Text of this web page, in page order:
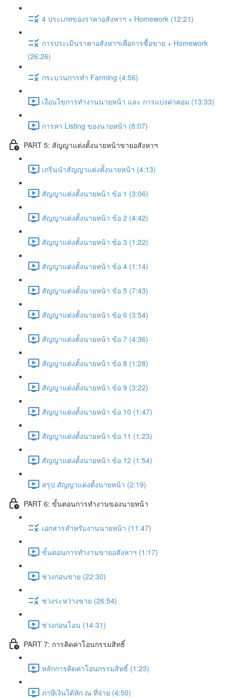
4 ประเภทของราคาอสังหาฯ + Homework (12:21)
การประเมินราคาอสังหาฯเพื่อการซื้อขาย + Homework
(26:26)
กระบวนการทำ Farming (4:56)
เงื่อนไขการทำงานนายหน้า และ การแบ่งค่าคอม (13:33)
การหา Listing ของนายหน้า (8:07)
PART 5: สัญญาแต่งตั้งนายหน้าขายอสังหาฯ
เกริ่นนำสัญญาแต่งตั้งนายหน้า (4:13)
สัญญาแต่งตั้งนายหน้า ข้อ 1 (3:06)
สัญญาแต่งตั้งนายหน้า ข้อ 2 (4:42)
สัญญาแต่งตั้งนายหน้า ข้อ 3 (1:22)
สัญญาแต่งตั้งนายหน้า ข้อ 4 (1:14)
สัญญาแต่งตั้งนายหน้า ข้อ 5 (7:43)
สัญญาแต่งตั้งนายหน้า ข้อ 6 (3:54)
สัญญาแต่งตั้งนายหน้า ข้อ 7 (4:36)
สัญญาแต่งตั้งนายหน้า ข้อ 8 (1:28)
สัญญาแต่งตั้งนายหน้า ข้อ 9 (3:22)
สัญญาแต่งตั้งนายหน้า ข้อ 10 (1:47)
สัญญาแต่งตั้งนายหน้า ข้อ 11 (1:23)
สัญญาแต่งตั้งนายหน้า ข้อ 12 (1:54)
สรุป สัญญาแต่งตั้งนายหน้า (2:19)
PART 6: ขั้นตอนการทำงานของนายหน้า
เอกสารสำหรับงานนายหน้า (11:47)
ขั้นตอนการทำงานขายอสังหาฯ (1:17)
ช่วงก่อนขาย (22:30)
ช่วงระหว่างขาย (26:54)
ช่วงก่อนโอน (14:31)
PART 7: การคิดค่าโอนกรรมสิทธิ์
หลักการคิดค่าโอนกรรมสิทธิ์ (1:23)
ภาษีเงินได้หัก ณ ที่จ่าย (4:50)